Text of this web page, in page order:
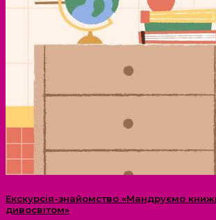
Екскурсія-знайомство «Мандруємо
дивосвітом»